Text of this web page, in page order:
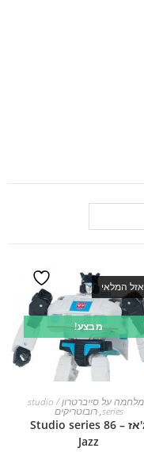
אזל המלאי
מבצע!
מידע נוסף המלחמה על סייברטרון / studio
series
,רובוטריקים
ג'אז – Studio series 86
Jazz